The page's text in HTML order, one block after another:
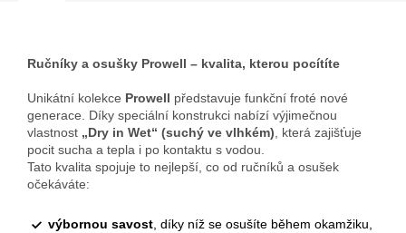
Ručníky a osušky Prowell – kvalita, kterou pocítíte
Unikátní kolekce Prowell představuje funkční froté nové
generace. Díky speciální konstrukci nabízí výjimečnou
vlastnost „Dry in Wet“ (suchý ve vlhkém), která zajišťuje
pocit sucha a tepla i po kontaktu s vodou.
Tato kvalita spojuje to nejlepší, co od ručníků a osušek
očekáváte:
výbornou savost, díky níž se osušíte během okamžiku,